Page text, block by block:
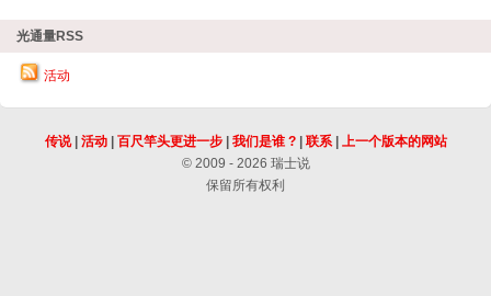
光通量RSS
活动
传说| 活动| 百尺竿头更进一步| 我们是谁 ?| 联系| 上一个版本的网站
© 2009 - 2026 瑞士说
保留所有权利